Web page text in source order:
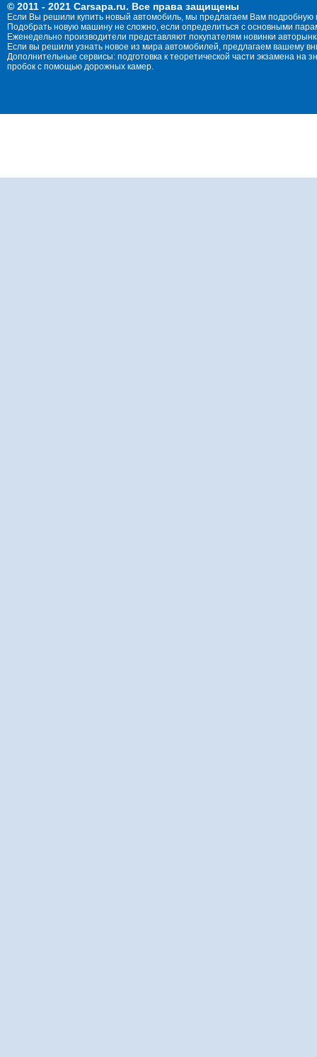
© 2011 - 2021 Carsapa.ru. Все права защищены
Если Вы решили купить новый автомобиль, мы предлагаем Вам
Подобрать новую машину не сложно, если определиться с основными
Еженедельно производители представляют покупателям новинки
Если вы решили узнать новое из мира автомобилей, предлагаем вашему
Дополнительные сервисы: подготовка к теоретической части экзамена
пробок с помощью дорожных камер.